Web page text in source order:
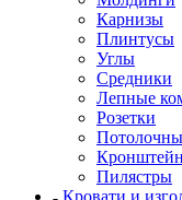
Карнизы
Плинтусы
Углы
Средники
Лепные
Розетки
Пилястры
Кровати и